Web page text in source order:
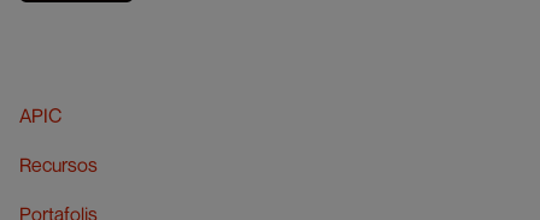
APIC
Recursos
Portafolis